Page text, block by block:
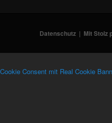
Datenschutz Mit Stolz
Cookie Consent mit Real Cookie